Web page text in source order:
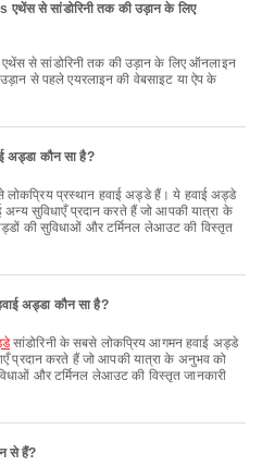
से सांडोरिनी तक की उड़ान के लिए
से पहले एयरलाइन की वेबसाइट या ऐप के
अड्डा कौन सा है?
प्रस्थान हवाई अड्डे हैं। ये हवाई अड्डे
अन्य सुविधाएँ प्रदान करते हैं जो आपकी यात्रा के
की सुविधाओं और टर्मिनल लेआउट की विस्तृत
अड्डा कौन सा है?
सांडोरिनी के सबसे लोकप्रिय आगमन हवाई अड्डे
प्रदान करते हैं जो आपकी यात्रा के अनुभव को
और टर्मिनल लेआउट की विस्तृत जानकारी
से हैं?